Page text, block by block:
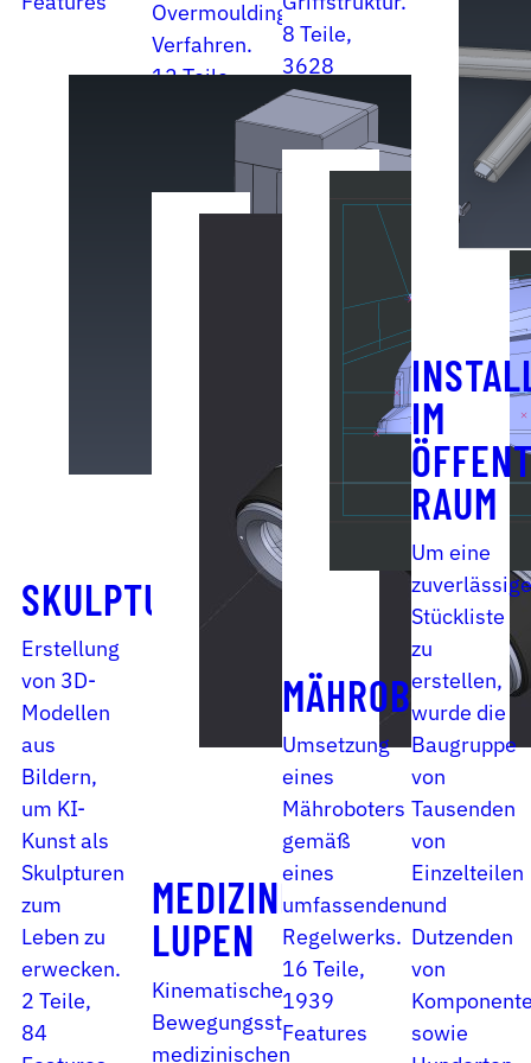
Overmoulding-
Verfahren.
12 Teile,
8 Teile,
3628
Features
SKULPTUR
Erstellung
von 3D-
Modellen
aus
Bildern,
um KI-
Kunst als
Skulpturen
zum
Leben zu
erwecken.
2 Teile,
84
MEDIZINISCHE
LUPEN
Kinematische
Bewegungsstudie
medizinischen
MÄHROBOTER
Umsetzung
eines
Mähroboters
gemäß
eines
umfassenden
Regelwerks.
16 Teile,
1939
Features
IM
RAUM
Um eine
Stückliste
zu
erstellen,
wurde die
Baugruppe
von
Tausenden
von
Einzelteilen
und
Dutzenden
von
sowie